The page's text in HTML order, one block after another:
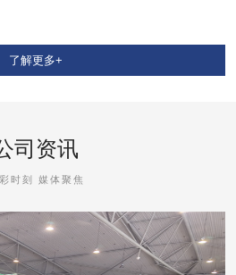
了解更多+
司资讯
时刻 媒体聚焦